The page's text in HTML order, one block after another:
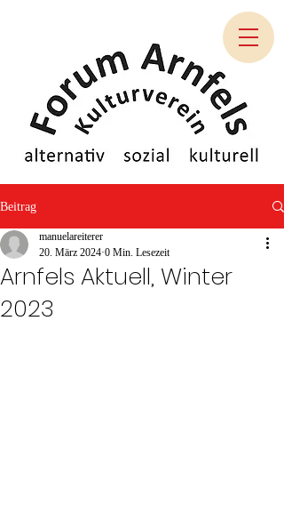
Beitrag
Arnfels Aktuell, Winter
2023
manuelareiterer
20. März 2024 0 Min. Lesezeit